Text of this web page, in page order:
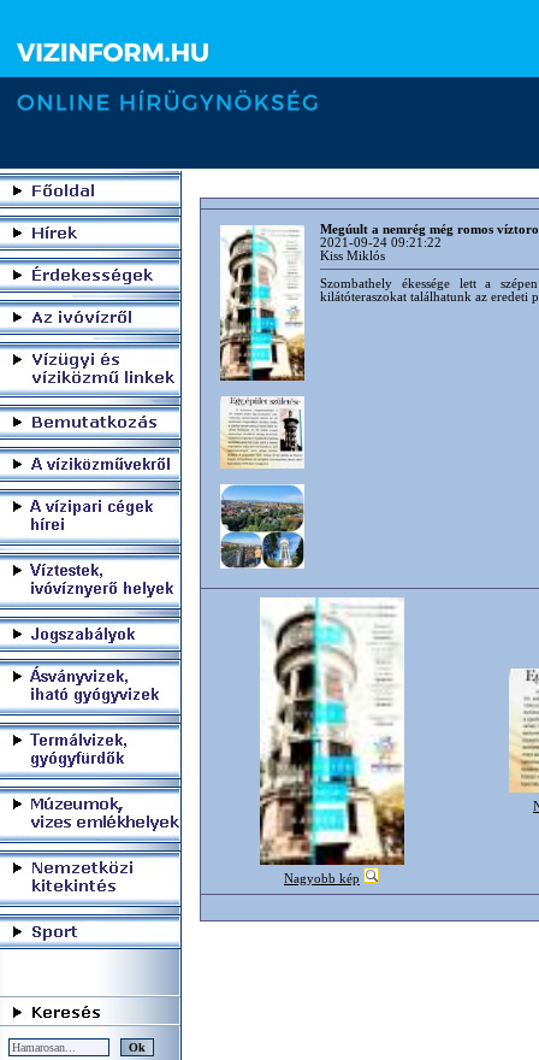
Megúult a nemrég még romos
2021-09-24 09:21:22
Kiss Miklós
Szombathely ékessége lett a
kilátóteraszokat találhatunk az eredeti
Nagyobb kép